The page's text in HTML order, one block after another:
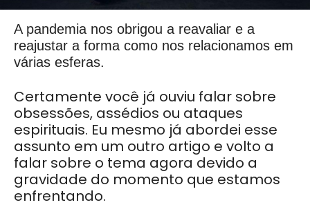
A pandemia nos obrigou a reavaliar e a
reajustar a forma como nos relacionamos em
várias esferas.
Certamente você já ouviu falar sobre
obsessões, assédios ou ataques
espirituais. Eu mesmo já abordei esse
assunto em um outro artigo e volto a
falar sobre o tema agora devido a
gravidade do momento que estamos
enfrentando.